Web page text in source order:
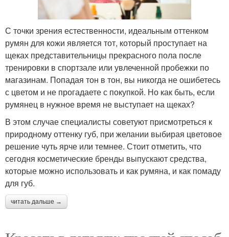
С точки зрения естественности, идеальным оттенком
румян для кожи является тот, который проступает на
щеках представительницы прекрасного пола после
тренировки в спортзале или увлеченной пробежки по
магазинам. Попадая тон в тон, вы никогда не ошибетесь
с цветом и не прогадаете с покупкой. Но как быть, если
румянец в нужное время не выступает на щеках?
В этом случае специалисты советуют присмотреться к
природному оттенку губ, при желании выбирая цветовое
решение чуть ярче или темнее. Стоит отметить, что
сегодня косметические бренды выпускают средства,
которые можно использовать и как румяна, и как помаду
для губ.
читать дальше →